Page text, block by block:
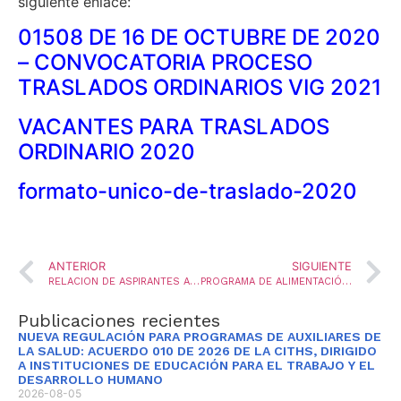
01508 DE 16 DE OCTUBRE DE 2020
– CONVOCATORIA PROCESO
TRASLADOS ORDINARIOS VIG 2021
VACANTES PARA TRASLADOS
ORDINARIO 2020
formato-unico-de-traslado-2020
ANTERIOR
RELACION DE ASPIRANTES AL ENCARGO DE PROVISION PARA EL CARGO DE AUXILIAR ADMINISTRATIVO(2) Y SECRETARIA(1)
SIGUIENTE
PROGRAMA DE ALIMENTACIÓN ESCOLAR – PAE
Publicaciones recientes
NUEVA REGULACIÓN PARA PROGRAMAS DE AUXILIARES DE
LA SALUD: ACUERDO 010 DE 2026 DE LA CITHS, DIRIGIDO
A INSTITUCIONES DE EDUCACIÓN PARA EL TRABAJO Y EL
DESARROLLO HUMANO
2026-08-05